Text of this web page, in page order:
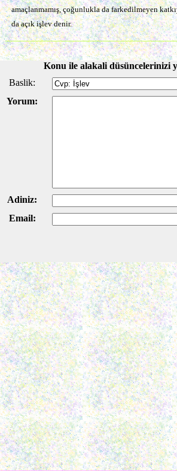
amaçlanmamış, çoğunlukla da farkedilmeyen
da açık işlev denir.
Konu ile alakali düsüncelerinizi
Baslik:
Yorum:
Adiniz:
Email: